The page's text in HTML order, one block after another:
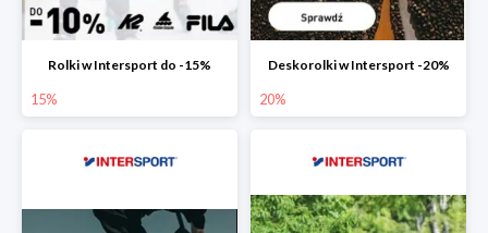
Rolki w Intersport do -15%
15%
Deskorolki w Intersport -20%
20%